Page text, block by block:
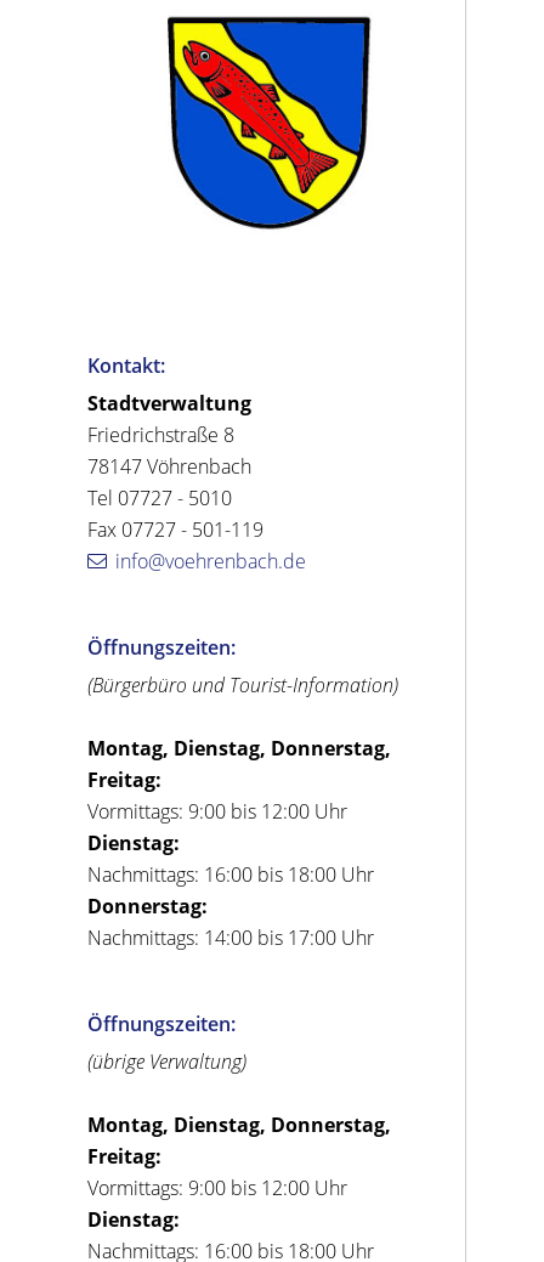
Kontakt:
Stadtverwaltung
Friedrichstraße 8
78147 Vöhrenbach
Tel 07727 - 5010
Fax 07727 - 501-119
info@voehrenbach.de
Öffnungszeiten:
(Bürgerbüro und Tourist-Information)
Montag, Dienstag, Donnerstag,
Freitag:
Vormittags: 9:00 bis 12:00 Uhr
Dienstag:
Nachmittags: 16:00 bis 18:00 Uhr
Donnerstag:
Nachmittags: 14:00 bis 17:00 Uhr
Öffnungszeiten:
(übrige Verwaltung)
Montag, Dienstag, Donnerstag,
Freitag:
Vormittags: 9:00 bis 12:00 Uhr
Dienstag:
Nachmittags: 16:00 bis 18:00 Uhr